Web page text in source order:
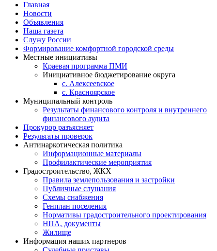
Главная
Новости
Объявления
Наша газета
Служу России
Формирование комфортной городской среды
Местные инициативы
Краевая программа ПМИ
Инициативное бюджетирование округа
с. Алексеевское
с. Красноярское
Муниципальный контроль
Результаты финансового контроля и внутреннего
финансового аудита
Прокурор разъясняет
Результаты проверок
Антинаркотическая политика
Информационные материалы
Профилактические мероприятия
Градостроительство, ЖКХ
Правила землепользования и застройки
Публичные слушания
Схемы снабжения
Генплан поселения
Нормативы градостроительного проектирования
НПА, документы
Жилище
Информация наших партнеров